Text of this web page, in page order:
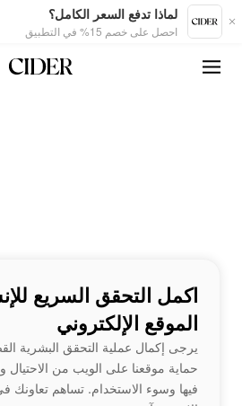
لماذا تدفع السعر الكامل؟
احصل على خصم 15% في التطبيق
اكمل التحقق السريع
الموقع الإلكتروني
يرجى إكمال عملية التحقق البشرية
حماية موقعنا على الويب من الاحتيال
فيها وسوء الاستخدام. تساهم تعاونك